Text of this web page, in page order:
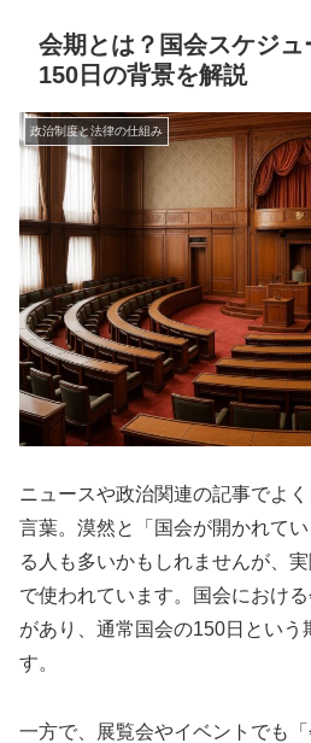
会期とは？国会スケジュ
150日の背景を解説
政治制度と法律の仕組み
ニュースや政治関連の記事でよ
言葉。漠然と「国会が開かれて
る人も多いかもしれませんが、
で使われています。国会におけ
があり、通常国会の150日という
す。
一方で、展覧会やイベントでも